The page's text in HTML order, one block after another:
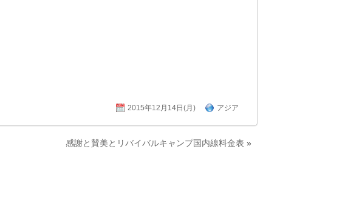
2015年12月14日(月) アジア
感謝と賛美とリバイバルキャンプ国内線料金表 »